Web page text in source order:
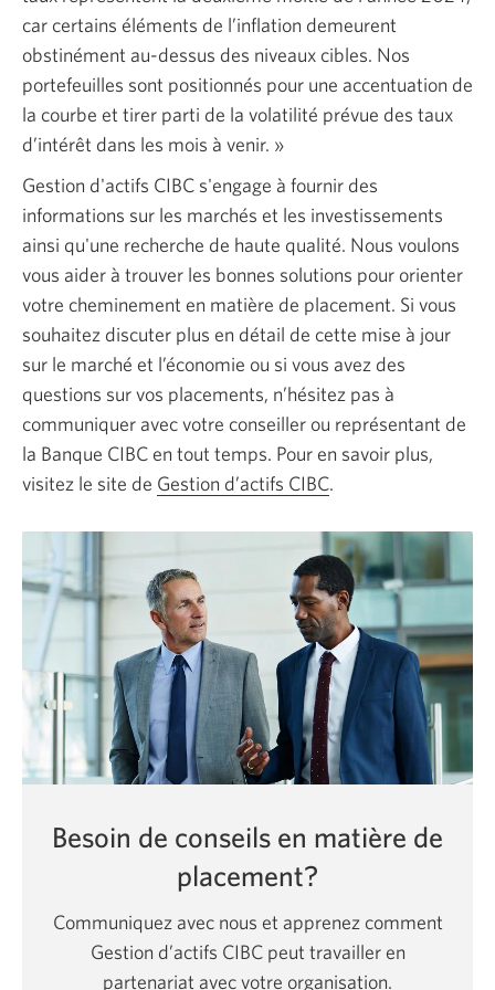
car certains éléments de l’inflation demeurent
obstinément au-dessus des niveaux cibles. Nos
portefeuilles sont positionnés pour une accentuation de
la courbe et tirer parti de la volatilité prévue des taux
d’intérêt dans les mois à venir. »
Gestion d'actifs CIBC s'engage à fournir des
informations sur les marchés et les investissements
ainsi qu'une recherche de haute qualité. Nous voulons
vous aider à trouver les bonnes solutions pour orienter
votre cheminement en matière de placement. Si vous
souhaitez discuter plus en détail de cette mise à jour
sur le marché et l’économie ou si vous avez des
questions sur vos placements, n’hésitez pas à
communiquer avec votre conseiller ou représentant de
la Banque CIBC en tout temps. Pour en savoir plus,
visitez le site de Gestion d’actifs CIBCUne
fenêtre
s'affichera.
.
Besoin de conseils en matière de
placement?
Communiquez avec nous et apprenez comment
Gestion d’actifs CIBC peut travailler en
partenariat avec votre organisation.